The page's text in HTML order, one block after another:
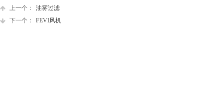
上一个：
油雾过滤
下一个：
FEVI风机